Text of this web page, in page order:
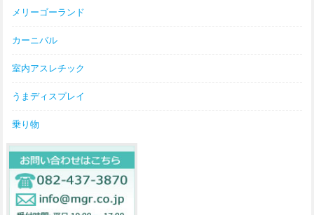
メリーゴーランド
カーニバル
室内アスレチック
うまディスプレイ
乗り物